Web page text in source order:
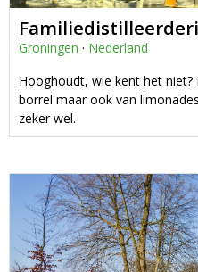
Groningen · Nederland
Hooghoudt, wie kent het niet?
borrel maar ook van
zeker wel.